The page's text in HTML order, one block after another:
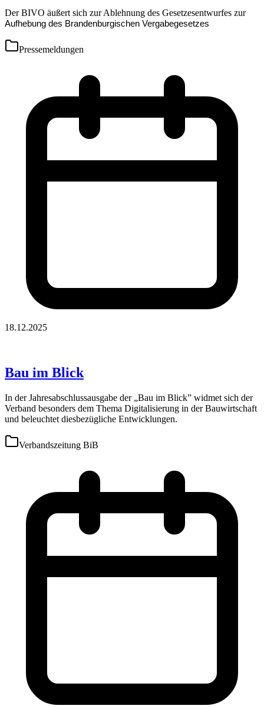
Der BIVO äußert sich zur Ablehnung des Gesetzesentwurfes zur
Aufhebung des Brandenburgischen Vergabegesetzes
Pressemeldungen
18.12.2025
Bau im Blick
In der Jahresabschlussausgabe der „Bau im Blick” widmet sich der
Verband besonders dem Thema Digitalisierung in der Bauwirtschaft
und beleuchtet diesbezügliche Entwicklungen.
Verbandszeitung BiB